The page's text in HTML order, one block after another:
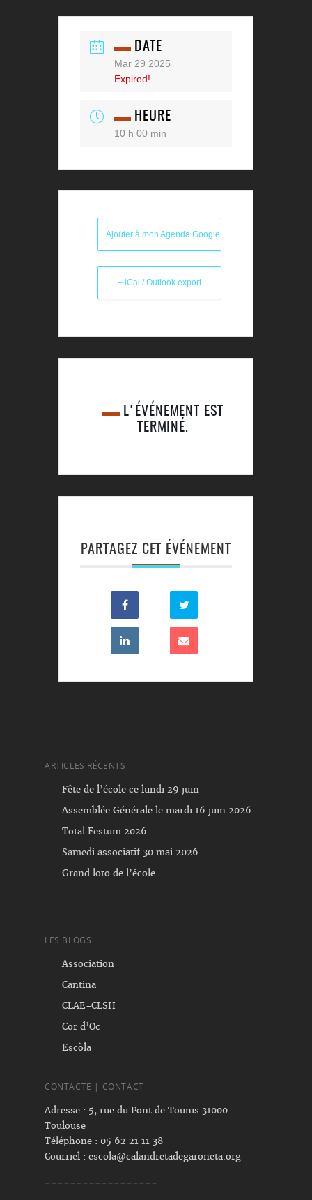
DATE
Mar 29 2025
Expired!
HEURE
10 h 00 min
+ Ajouter à mon Agenda Google
+ iCal / Outlook export
L'ÉVÉNEMENT EST
TERMINÉ.
PARTAGEZ CET ÉVÉNEMENT
ARTICLES RÉCENTS
Fête de l’école ce lundi 29 juin
Assemblée Générale le mardi 16 juin 2026
Total Festum 2026
Samedi associatif 30 mai 2026
Grand loto de l’école
LES BLOGS
Association
Cantina
CLAE-CLSH
Cor d’Oc
Escòla
CONTACTE | CONTACT
Adresse : 5, rue du Pont de Tounis 31000
Toulouse
Téléphone : 05 62 21 11 38
Courriel : escola@calandretadegaroneta.org
------------------